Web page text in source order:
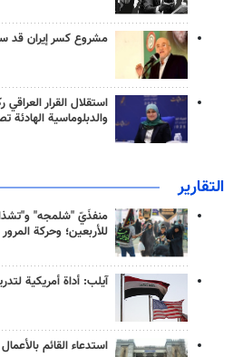
مشروع كسر إيران قد
استقلال القرار العراقي
والدبلوماسية الهادئة
التقارير
منفذَيّ "شلمجه"
للأربعين؛ وحركة
آيلب: أداة أمريكية
استدعاء القائم